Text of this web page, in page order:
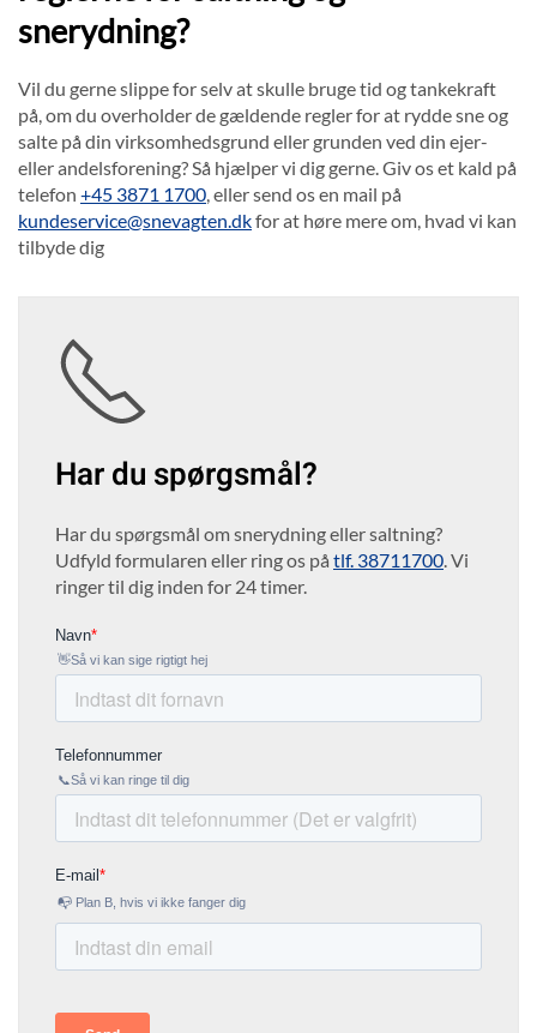
snerydning?
Vil du gerne slippe for selv at skulle bruge tid og tankekraft
på, om du overholder de gældende regler for at rydde sne og
salte på din virksomhedsgrund eller grunden ved din ejer-
eller andelsforening? Så hjælper vi dig gerne. Giv os et kald på
telefon +45 3871 1700, eller send os en mail på
kundeservice@snevagten.dkfor at høre mere om, hvad vi kan
tilbyde dig
Har du spørgsmål?
Har du spørgsmål om snerydning eller saltning?
Udfyld formularen eller ring os på tlf. 38711700. Vi
ringer til dig inden for 24 timer.